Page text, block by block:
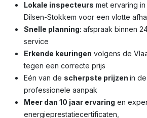
Lokale inspecteurs met ervaring
Dilsen-Stokkem voor een vlotte
Snelle planning: afspraak binnen
service
Erkende keuringen volgens de
tegen een correcte prijs
Eén van de scherpste prijzen in
professionele aanpak
Meer dan 10 jaar ervaring en
energieprestatiecertificaten,